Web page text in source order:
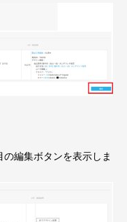
の編集ボタンを表示しま